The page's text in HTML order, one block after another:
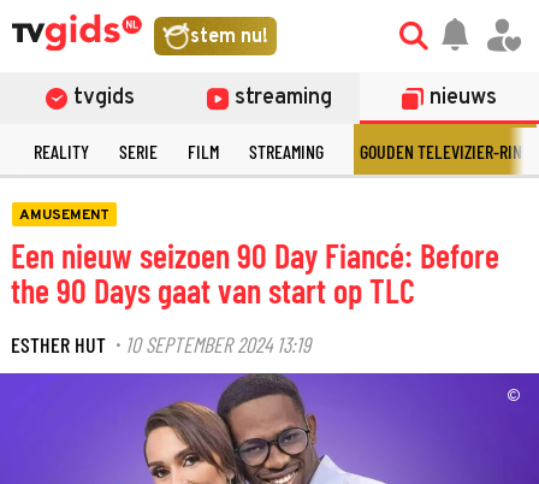
stem nu!
tvgids streaming nieuws
REALITY SERIE FILM STREAMING GOUDEN TELEVIZIER-RING
AMUSEMENT
Een nieuw seizoen 90 Day Fiancé: Before
the 90 Days gaat van start op TLC
ESTHER HUT · 10 SEPTEMBER 2024 13:19
©